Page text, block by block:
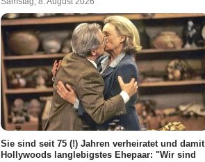
Sie sind seit 75 (!) Jahren verheiratet und damit
Hollywoods langlebigstes Ehepaar: "Wir sind